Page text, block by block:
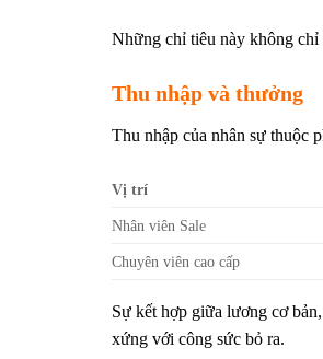
Những chỉ tiêu này không
Thu nhập và thưởng
Thu nhập của nhân sự thuộc
Vị trí
Nhân viên Sale
Chuyên viên cao cấp
Sự kết hợp giữa lương cơ
xứng với công sức bỏ ra.